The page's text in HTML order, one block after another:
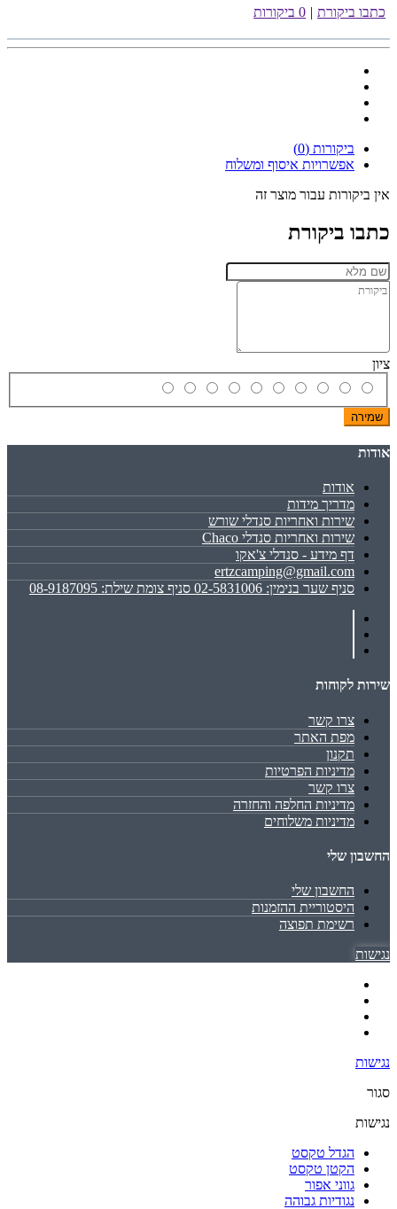
כתבו ביקורת | 0 ביקורות
ביקורות (0)
אפשרויות איסוף ומשלוח
אין ביקורות עבור מוצר זה
כתבו ביקורת
ציון
שמירה
אודות
אודות
מדריך מידות
שירות ואחריות סנדלי שורש
שירות ואחריות סנדלי Chaco
דף מידע - סנדלי צ'אקו
ertzcamping@gmail.com
סניף שער בנימין: 02-5831006 סניף צומת שילת: 08-9187095
שירות לקוחות
צרו קשר
מפת האתר
תקנון
מדיניות הפרטיות
צרו קשר
מדיניות החלפה והחזרה
מדיניות משלוחים
החשבון שלי
החשבון שלי
היסטוריית ההזמנות
רשימת תפוצה
נגישות
נגישות
סגור
נגישות
הגדל טקסט
הקטן טקסט
גווני אפור
נגודיות גבוהה